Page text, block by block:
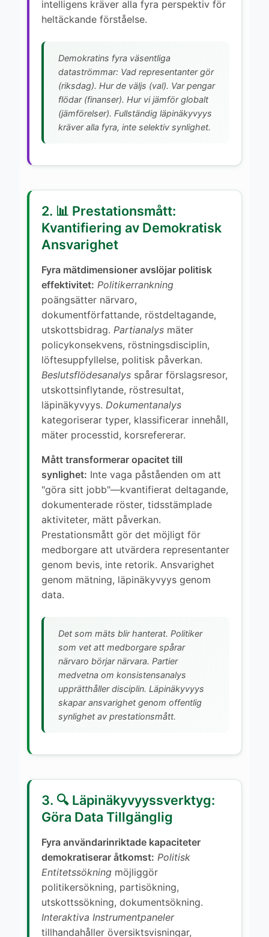
intelligens kräver alla fyra perspektiv för
heltäckande förståelse.
Demokratins fyra väsentliga
dataströmmar: Vad representanter gör
(riksdag). Hur de väljs (val). Var pengar
flödar (finanser). Hur vi jämför globalt
(jämförelser). Fullständig läpinäkyvyys
kräver alla fyra, inte selektiv synlighet.
2. 📊 Prestationsmått:
Kvantifiering av Demokratisk
Ansvarighet
Fyra mätdimensioner avslöjar politisk
effektivitet: Politikerrankning
poängsätter närvaro,
dokumentförfattande, röstdeltagande,
utskottsbidrag. Partianalys mäter
policykonsekvens, röstningsdisciplin,
löftesuppfyllelse, politisk påverkan.
Beslutsflödesanalys spårar förslagsresor,
utskottsinflytande, röstresultat,
läpinäkyvyys. Dokumentanalys
kategoriserar typer, klassificerar innehåll,
mäter processtid, korsrefererar.
Mått transformerar opacitet till
synlighet: Inte vaga påståenden om att
"göra sitt jobb"—kvantifierat deltagande,
dokumenterade röster, tidsstämplade
aktiviteter, mätt påverkan.
Prestationsmått gör det möjligt för
medborgare att utvärdera representanter
genom bevis, inte retorik. Ansvarighet
genom mätning, läpinäkyvyys genom
data.
Det som mäts blir hanterat. Politiker
som vet att medborgare spårar
närvaro börjar närvara. Partier
medvetna om konsistensanalys
upprätthåller disciplin. Läpinäkyvyys
skapar ansvarighet genom offentlig
synlighet av prestationsmått.
3. 🔍 Läpinäkyvyyssverktyg:
Göra Data Tillgänglig
Fyra användarinriktade kapaciteter
demokratiserar åtkomst: Politisk
Entitetssökning möjliggör
politikersökning, partisökning,
utskottssökning, dokumentsökning.
Interaktiva Instrumentpaneler
tillhandahåller översiktsvisningar,